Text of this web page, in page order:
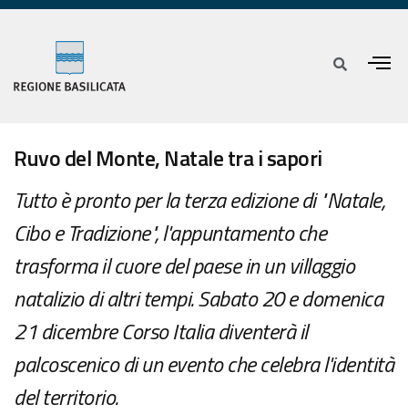
Ruvo del Monte, Natale tra i sapori
Tutto è pronto per la terza edizione di "Natale,
Cibo e Tradizione", l'appuntamento che
trasforma il cuore del paese in un villaggio
natalizio di altri tempi. Sabato 20 e domenica
21 dicembre Corso Italia diventerà il
palcoscenico di un evento che celebra l'identità
del territorio.